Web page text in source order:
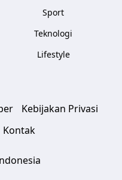
Sport
Teknologi
Lifestyle
Kebijakan Privasi
Kontak